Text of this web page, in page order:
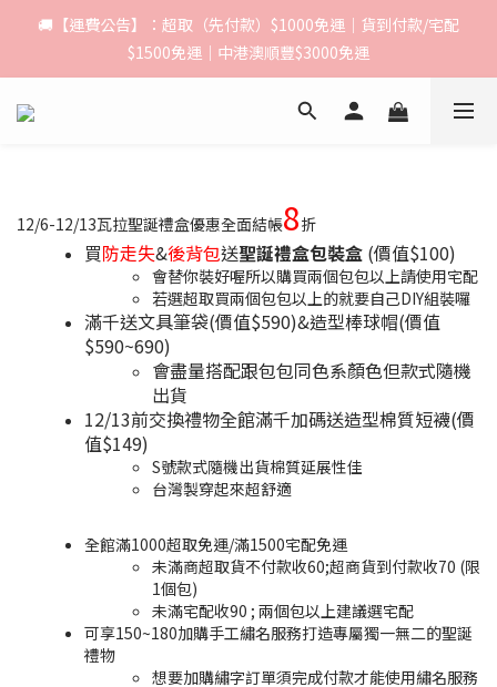
🚚【運費公告】：超取（先付款）$1000免運｜貨到付款/宅配
$1500免運｜中港澳順豐$3000免運
🚚【運費公告】：超取（先付款）$1000免運｜貨到付款/宅配
$1500免運｜中港澳順豐$3000免運
🍦 8月限定｜下單選全家取貨，即送 Fami!ce 冰淇淋兌換禮物卡🎁
$1500免運｜中港澳順豐$3000免運
12/6-12/13瓦拉聖誕禮盒優惠全面結帳8折
買防走失&後背包送聖誕禮盒包裝盒 (價值$100)
會替你裝好喔所以購買兩個包包以上請使用宅配
若選超取買兩個包包以上的就要自己DIY組裝囉
滿千送文具筆袋(價值$590)&造型棒球帽(價值
$590~690)
​會盡量搭配跟包包同色系顏色但款式隨機
出貨
​12/13前交換禮物全館滿千加碼送造型棉質短襪(價
值$149)
S號款式隨機出貨棉質延展性佳
台灣製穿起來超舒適
全館滿1000超取免運/滿1500宅配免運
未滿商超取貨不付款收60;超商貨到付款收70 (限
1個包)
未滿宅配收90 ; 兩個包以上建議選宅配
可享150~180加購手工繡名服務打造專屬獨一無二的聖誕
禮物
想要加購繡字訂單須完成付款才能使用繡名服務